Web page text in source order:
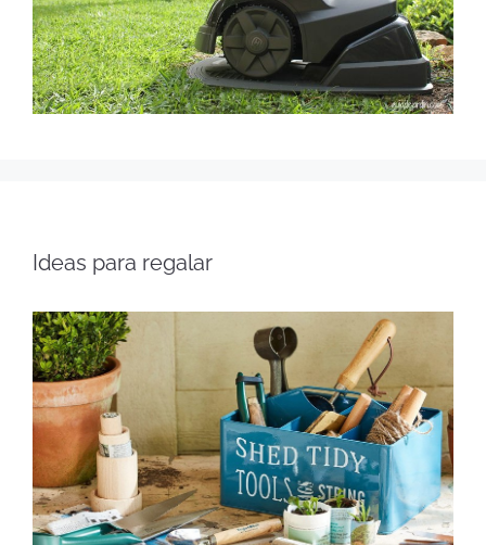
Ideas para regalar